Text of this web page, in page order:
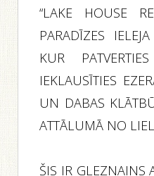
“LAKE HOUSE
PARADĪZES
KUR
IEKLAUSĪTIES
UN DABAS
ATTĀLUMĀ NO
ŠIS IR GLEZNAINS